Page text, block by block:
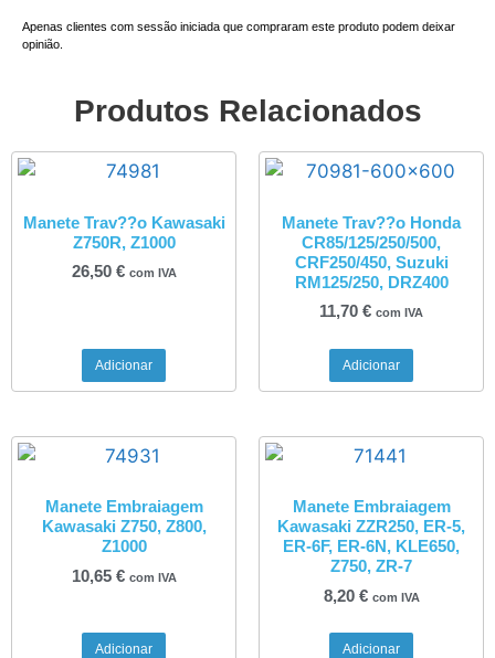
Apenas clientes com sessão iniciada que compraram este produto podem deixar
opinião.
Produtos Relacionados
Manete Trav??o Kawasaki
Z750R, Z1000
26,50 € com IVA
Adicionar
Manete Trav??o Honda
CR85/125/250/500,
CRF250/450, Suzuki
RM125/250, DRZ400
11,70 € com IVA
Adicionar
Manete Embraiagem
Kawasaki Z750, Z800,
Z1000
10,65 € com IVA
Adicionar
Manete Embraiagem
Kawasaki ZZR250, ER-5,
ER-6F, ER-6N, KLE650,
Z750, ZR-7
8,20 € com IVA
Adicionar